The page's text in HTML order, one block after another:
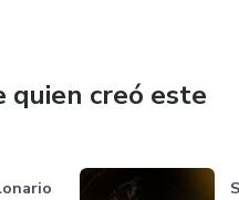
quien creó este